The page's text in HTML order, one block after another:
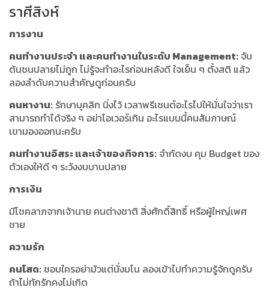
ราศีสิงห์
การงาน
คนทำงานประจำ และคนทำงานในระดับ Management:จับ
ต้นชนปลายไม่ถูก ไม่รู้จะทำอะไรก่อนหลังดี ใจเย็น ๆ ตั้งสติ แล้ว
ลองลำดับความสำคัญดูก่อนครับ
คนหางาน: รักษาบุคลิก นิ่งไว้ เวลาพรีเซนต์อะไรไปให้มั่นใจว่าเรา
สามารถทำได้จริง ๆ อย่าโอเวอร์เกิน อะไรแบบนี้คนสัมภาษณ์
เขามองออกนะครับ
คนทำงานอิสระ และเจ้าของกิจการ:จำกัดงบ คุม Budget ของ
ตัวเองให้ดี ๆ ระวังงบบานปลาย
การเงิน
มีโชคลาภจากเจ้านาย คนต่างชาติ สิ่งศักดิ์สิทธิ์ หรือผู้ใหญ่เพศ
ชาย
ความรัก
คนโสด: ชอบใครอย่ามัวแต่นั่งมโน ลองเข้าไปทำความรู้จักดูครับ
ถ้าไม่ทักรักคงไม่เกิด